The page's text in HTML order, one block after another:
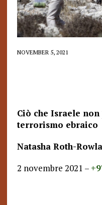
NOVEMBER 5, 2021
Ciò che Israele
terrorismo ebraico
Natasha Roth-
2 novembre 2021 –